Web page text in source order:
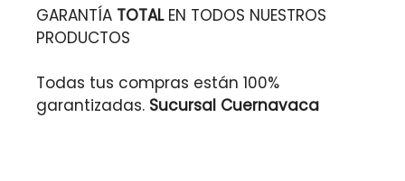
GARANTÍA TOTALEN TODOS NUESTROS
PRODUCTOS
Todas tus compras están 100%
garantizadas. Sucursal Cuernavaca